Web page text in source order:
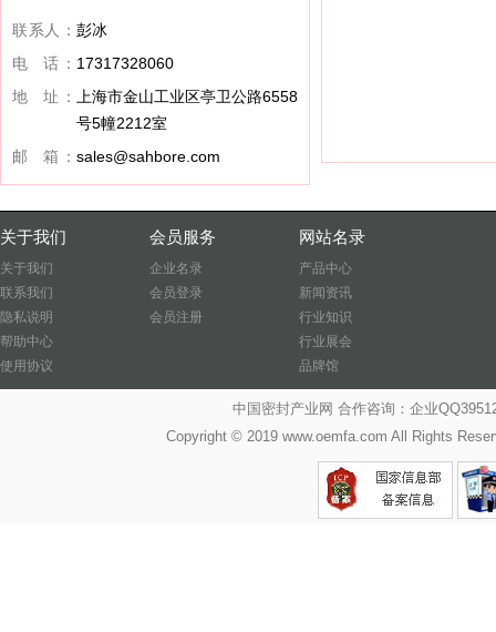
联系人： 彭冰
电 话： 17317328060
地 址：
上海市金山工业区亭卫公路6558
号5幢2212室
邮 箱： sales@sahbore.com
关于我们
关于我们
联系我们
隐私说明
帮助中心
使用协议
会员服务
企业名录
会员登录
会员注册
网站名录
产品中心
新闻资讯
行业知识
行业展会
品牌馆
中国密封产业网 合作咨询：企业
Copyright © 2019 www.oemfa.com All Rights